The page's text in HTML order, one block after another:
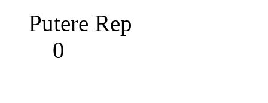
Putere Rep
0